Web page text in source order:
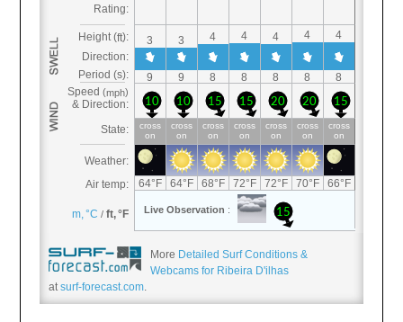
More Detailed Surf Conditions &
Webcams for Ribeira D'ilhas
atsurf-forecast.com.